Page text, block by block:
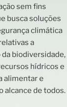
sem fins
busca soluções
climática
a
biodiversidade,
hídricos e
alimentar e
alcance de todos.